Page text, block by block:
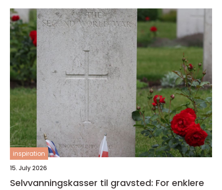
inspiration
15. July 2026
Selvvanningskasser til gravsted: For enklere